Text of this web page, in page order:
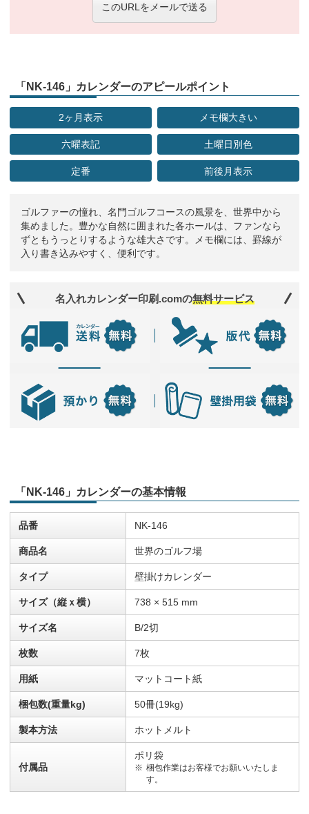
このURLをメールで送る
「NK-146」カレンダーのアピールポイント
2ヶ月表示 メモ欄大きい
六曜表記 土曜日別色
定番 前後月表示
ゴルファーの憧れ、名門ゴルフコースの風景を、世界中から
集めました。豊かな自然に囲まれた各ホールは、ファンなら
ずともうっとりするような雄大さです。メモ欄には、罫線が
入り書き込みやすく、便利です。
名入れカレンダー印刷.comの無料サービス
「NK-146」カレンダーの基本情報
品番 NK-146
商品名 世界のゴルフ場
タイプ 壁掛けカレンダー
サイズ（縦ｘ横） 738 × 515 mm
サイズ名 B/2切
枚数 7枚
用紙 マットコート紙
梱包数(重量kg) 50冊(19kg)
製本方法 ホットメルト
付属品
ポリ袋
梱包作業はお客様でお願いいたしま
す。